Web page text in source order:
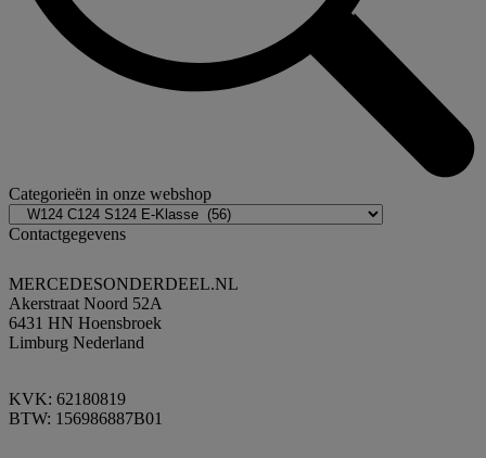
Categorieën in onze webshop
Contactgegevens
MERCEDESONDERDEEL.NL
Akerstraat Noord 52A
6431 HN Hoensbroek
Limburg Nederland
KVK: 62180819
BTW: 156986887B01